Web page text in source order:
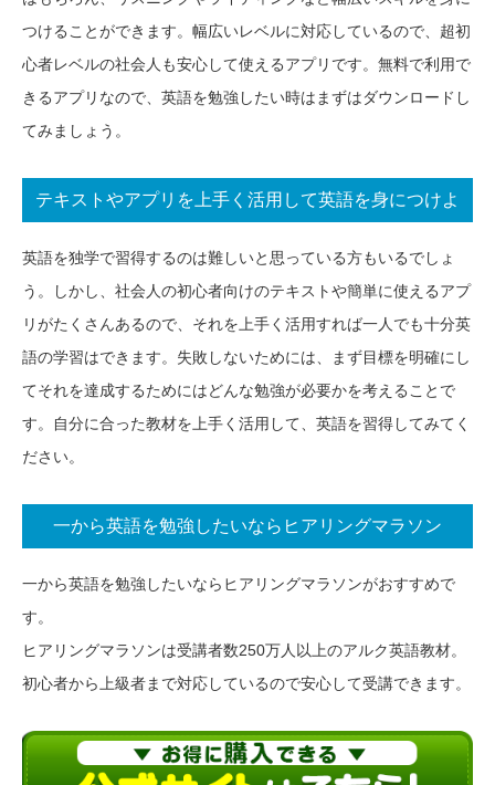
つけることができます。幅広いレベルに対応しているので、超初
心者レベルの社会人も安心して使えるアプリです。無料で利用で
きるアプリなので、英語を勉強したい時はまずはダウンロードし
てみましょう。
テキストやアプリを上手く活用して英語を身につけよ
英語を独学で習得するのは難しいと思っている方もいるでしょ
う。しかし、社会人の初心者向けのテキストや簡単に使えるアプ
リがたくさんあるので、それを上手く活用すれば一人でも十分英
語の学習はできます。失敗しないためには、まず目標を明確にし
てそれを達成するためにはどんな勉強が必要かを考えることで
す。自分に合った教材を上手く活用して、英語を習得してみてく
ださい。
一から英語を勉強したいならヒアリングマラソン
一から英語を勉強したいならヒアリングマラソンがおすすめで
す。
ヒアリングマラソンは受講者数250万人以上のアルク英語教材。
初心者から上級者まで対応しているので安心して受講できます。